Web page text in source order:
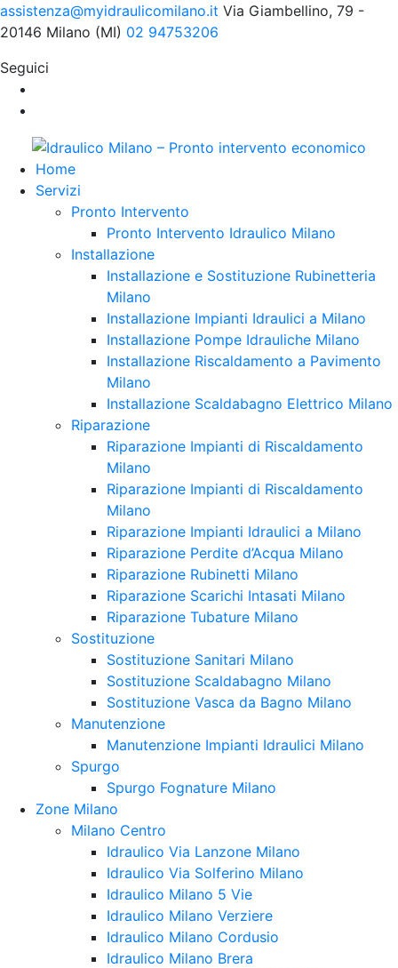
assistenza@myidraulicomilano.it Via Giambellino, 79 -
20146 Milano (MI) 02 94753206
Seguici
Home
Servizi
Pronto Intervento
Pronto Intervento Idraulico Milano
Installazione
Installazione e Sostituzione Rubinetteria
Milano
Installazione Impianti Idraulici a Milano
Installazione Pompe Idrauliche Milano
Installazione Riscaldamento a Pavimento
Milano
Installazione Scaldabagno Elettrico Milano
Riparazione
Riparazione Impianti di Riscaldamento
Milano
Riparazione Impianti di Riscaldamento
Milano
Riparazione Impianti Idraulici a Milano
Riparazione Perdite d’Acqua Milano
Riparazione Rubinetti Milano
Riparazione Scarichi Intasati Milano
Riparazione Tubature Milano
Sostituzione
Sostituzione Sanitari Milano
Sostituzione Scaldabagno Milano
Sostituzione Vasca da Bagno Milano
Manutenzione
Manutenzione Impianti Idraulici Milano
Spurgo
Spurgo Fognature Milano
Zone Milano
Milano Centro
Idraulico Via Lanzone Milano
Idraulico Via Solferino Milano
Idraulico Milano 5 Vie
Idraulico Milano Verziere
Idraulico Milano Cordusio
Idraulico Milano Brera